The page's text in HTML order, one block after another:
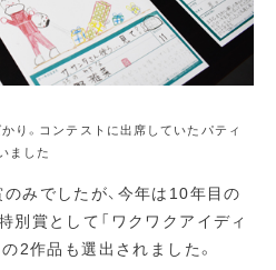
り。コンテストに出席していたパティ
ました
みでしたが、今年は10年目の
別賞として「ワクワクアイディ
2作品も選出されました。